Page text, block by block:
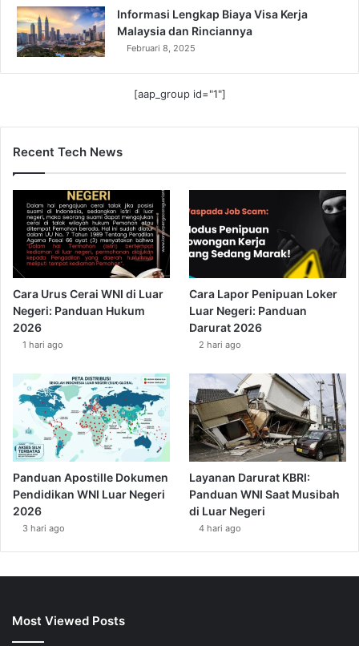
Informasi Lengkap Biaya Visa Kerja
Malaysia dan Rinciannya
Februari 8, 2025
[aap_group id="1"]
Recent Tech News
Cara Urus Cerai WNI di Luar
Negeri: Panduan Hukum
2026
1 hari ago
Cara Lapor Penipuan Loker
Luar Negeri: Panduan
Darurat 2026
2 hari ago
Panduan Apostille Dokumen
Pendidikan WNI Luar Negeri
2026
3 hari ago
Layanan Darurat KBRI:
Panduan WNI Saat Musibah
di Luar Negeri
4 hari ago
Most Viewed Posts